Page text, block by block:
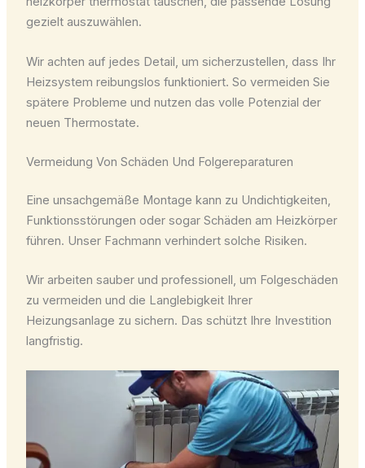
gezielt auszuwählen.
Wir achten auf jedes Detail, um sicherzustellen, dass Ihr
Heizsystem reibungslos funktioniert. So vermeiden Sie
spätere Probleme und nutzen das volle Potenzial der
neuen Thermostate.
Vermeidung Von Schäden Und Folgereparaturen
Eine unsachgemäße Montage kann zu Undichtigkeiten,
Funktionsstörungen oder sogar Schäden am Heizkörper
führen. Unser Fachmann verhindert solche Risiken.
Wir arbeiten sauber und professionell, um Folgeschäden
zu vermeiden und die Langlebigkeit Ihrer
Heizungsanlage zu sichern. Das schützt Ihre Investition
langfristig.